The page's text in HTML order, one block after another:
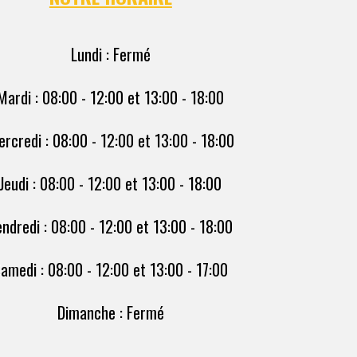
Lundi : Fermé
: 08:00 - 12:00 et 13:00 - 18:00
: 08:00 - 12:00 et 13:00 - 18:00
Jeudi : 08:00 - 12:00 et 13:00 - 18:00
: 08:00 - 12:00 et 13:00 - 18:00
: 08:00 - 12:00 et 13:00 - 17:00
Dimanche : Fermé